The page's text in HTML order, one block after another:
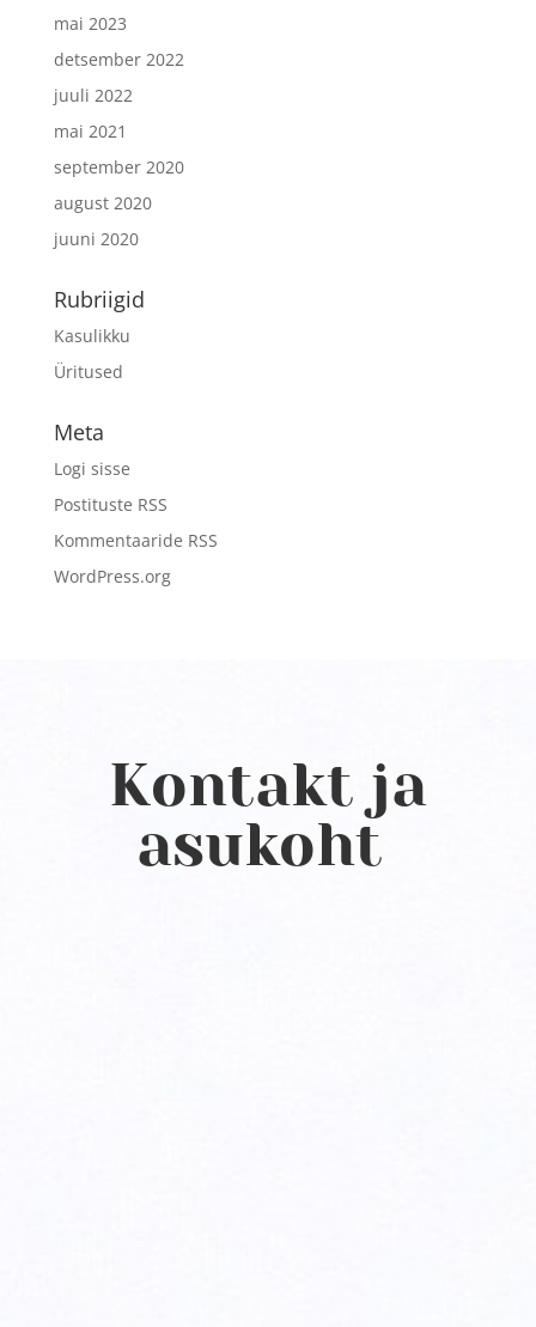
mai 2023
detsember 2022
juuli 2022
mai 2021
september 2020
august 2020
juuni 2020
Rubriigid
Kasulikku
Üritused
Meta
Logi sisse
Postituste RSS
Kommentaaride RSS
WordPress.org
Kontakt ja
asukoht